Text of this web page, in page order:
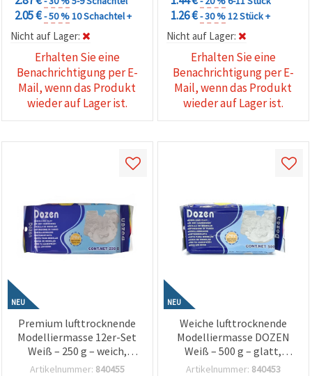
2.05 €- 50 %10 Schachtel +
Nicht auf Lager:
Erhalten Sie eine
Benachrichtigung per E-
Mail, wenn das Produkt
wieder auf Lager ist.
1.26 €- 30 %12 Stück +
Nicht auf Lager:
Erhalten Sie eine
Benachrichtigung per E-
Mail, wenn das Produkt
wieder auf Lager ist.
NEU
Premium lufttrocknende
Modelliermasse 12er-Set
Weiß – 250 g – weich,
glatt & leicht formbar,
Artikelnummer: 840455
NEU
Weiche lufttrocknende
Modelliermasse DOZEN
Weiß – 500 g – glatt,
leicht & einfach formbar –
Artikelnummer: 840453